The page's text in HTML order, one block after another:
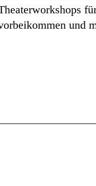
und